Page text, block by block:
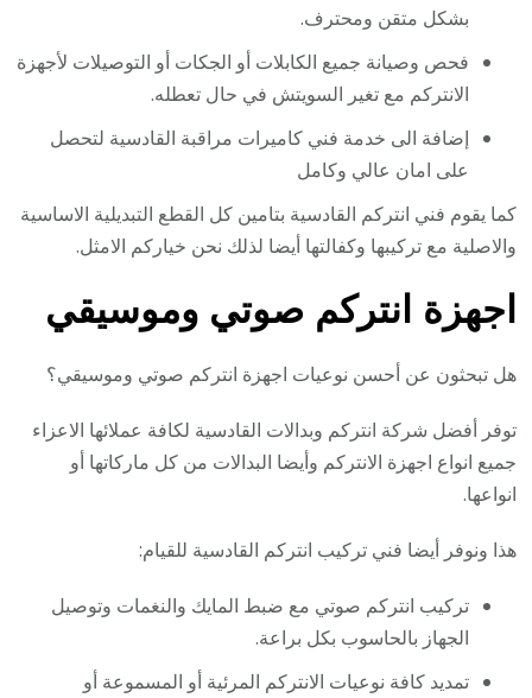
بشكل متقن ومحترف.
فحص وصيانة جميع الكابلات أو الجكات أو التوصيلات لأجهزة
الانتركم مع تغير السويتش في حال تعطله.
إضافة الى خدمة فني كاميرات مراقبة القادسية لتحصل
على امان عالي وكامل
كما يقوم فني انتركم القادسية بتامين كل القطع التبديلية الاساسية
والاصلية مع تركيبها وكفالتها أيضا لذلك نحن خياركم الامثل.
اجهزة انتركم صوتي وموسيقي
هل تبحثون عن أحسن نوعيات اجهزة انتركم صوتي وموسيقي؟
توفر أفضل شركة انتركم وبدالات القادسية لكافة عملائها الاعزاء
جميع انواع اجهزة الانتركم وأيضا البدالات من كل ماركاتها أو
انواعها.
هذا ونوفر أيضا فني تركيب انتركم القادسية للقيام:
تركيب انتركم صوتي مع ضبط المايك والنغمات وتوصيل
الجهاز بالحاسوب بكل براعة.
تمديد كافة نوعيات الانتركم المرئية أو المسموعة أو